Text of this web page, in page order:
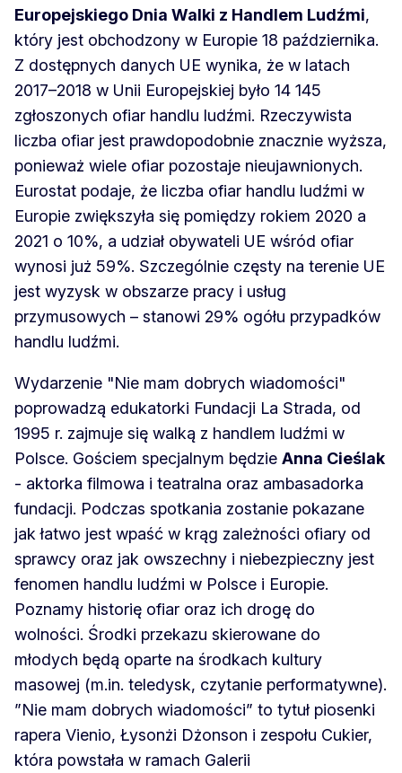
Europejskiego Dnia Walki z Handlem Ludźmi,
który jest obchodzony w Europie 18 października.
Z dostępnych danych UE wynika, że w latach
2017–2018 w Unii Europejskiej było 14 145
zgłoszonych ofiar handlu ludźmi. Rzeczywista
liczba ofiar jest prawdopodobnie znacznie wyższa,
ponieważ wiele ofiar pozostaje nieujawnionych.
Eurostat podaje, że liczba ofiar handlu ludźmi w
Europie zwiększyła się pomiędzy rokiem 2020 a
2021 o 10%, a udział obywateli UE wśród ofiar
wynosi już 59%. Szczególnie częsty na terenie UE
jest wyzysk w obszarze pracy i usług
przymusowych – stanowi 29% ogółu przypadków
handlu ludźmi.
Wydarzenie "Nie mam dobrych wiadomości"
poprowadzą edukatorki Fundacji La Strada, od
1995 r. zajmuje się walką z handlem ludźmi w
Polsce. Gościem specjalnym będzie Anna Cieślak
- aktorka filmowa i teatralna oraz ambasadorka
fundacji. Podczas spotkania zostanie pokazane
jak łatwo jest wpaść w krąg zależności ofiary od
sprawcy oraz jak owszechny i niebezpieczny jest
fenomen handlu ludźmi w Polsce i Europie.
Poznamy historię ofiar oraz ich drogę do
wolności. Środki przekazu skierowane do
młodych będą oparte na środkach kultury
masowej (m.in. teledysk, czytanie performatywne).
”Nie mam dobrych wiadomości” to tytuł piosenki
rapera Vienio, Łysonżi Dżonson i zespołu Cukier,
która powstała w ramach Galerii